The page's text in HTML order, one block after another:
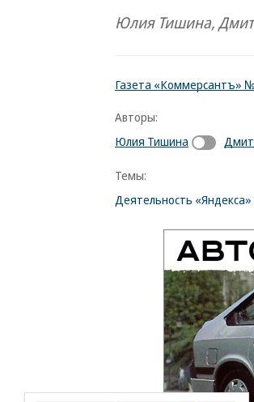
Юлия Тишина,
Газета «Коммерсантъ»
Авторы:
Юлия Тишина
Темы:
Деятельность «Яндекса»